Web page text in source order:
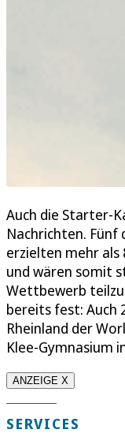
Auch die Starter-
Nachrichten.
erzielten mehr
und wären somit
Wettbewerb
bereits fest: Auch
Rheinland der
Klee-Gymnasium
ANZEIGE X
SERVICES